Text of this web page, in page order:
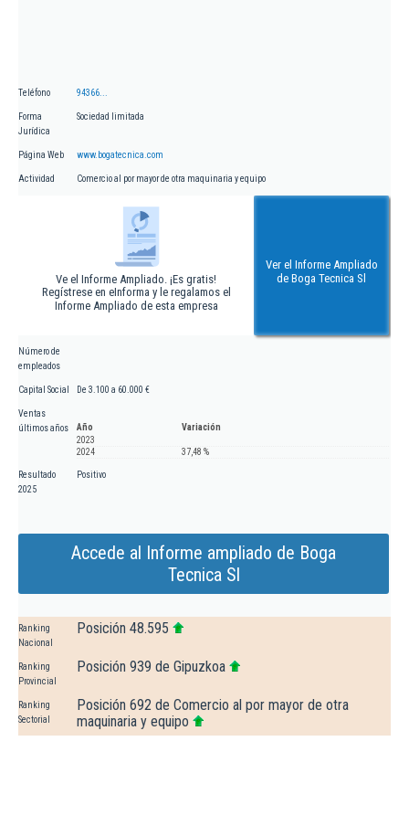
Teléfono 94366...
Forma
Jurídica
Sociedad limitada
Página Web www.bogatecnica.com
Actividad Comercio al por mayor de otra maquinaria y equipo
Ve el Informe Ampliado. ¡Es gratis!
Regístrese en eInforma y le regalamos el
Informe Ampliado de esta empresa
Ver el Informe Ampliado
de Boga Tecnica Sl
Número de
empleados
Capital Social De 3.100 a 60.000 €
Ventas
últimos años
Año
Variación
2023
2024
37,48 %
Resultado
2025
Positivo
Accede al Informe ampliado de Boga
Tecnica Sl
Ranking
Nacional
Posición 48.595
Ranking
Provincial
Posición 939 de Gipuzkoa
Ranking
Sectorial
Posición 692 de Comercio al por mayor de otra
maquinaria y equipo